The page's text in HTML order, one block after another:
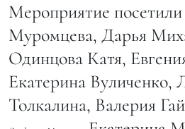
Мероприятие
Муромцева, Дарья
Одинцова Катя,
Екатерина Вуличенко,
Толкалина, Валерия